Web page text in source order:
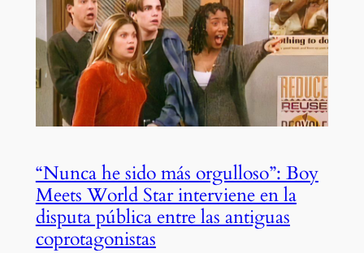
“Nunca he sido más orgulloso”: Boy
Meets World Star interviene en la
disputa pública entre las antiguas
coprotagonistas